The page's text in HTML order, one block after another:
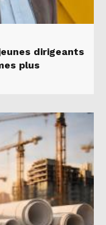
dirigeants
plus